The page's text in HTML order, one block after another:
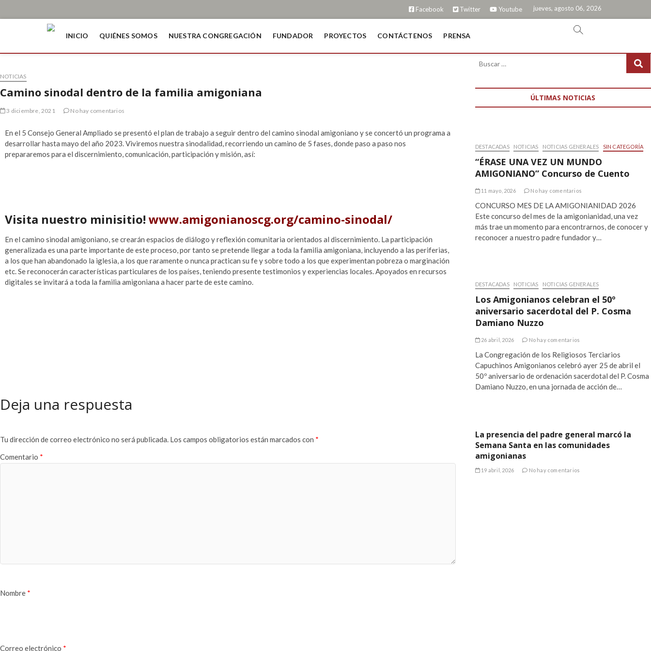
jueves, agosto 06, 2026
Facebook Twitter Youtube
INICIO QUIÉNES SOMOS NUESTRA CONGREGACIÓN FUNDADOR PROYECTOS CONTÁCTENOS PRENSA
NOTICIAS
Camino sinodal dentro de la familia amigoniana
3 diciembre, 2021 No hay comentarios
En el 5 Consejo General Ampliado se presentó el plan de trabajo a seguir dentro del camino sinodal amigoniano y se concertó un programa a
desarrollar hasta mayo del año 2023. Viviremos nuestra sinodalidad, recorriendo un camino de 5 fases, donde paso a paso nos
prepararemos para el discernimiento, comunicación, participación y misión, así:
Visita nuestro minisitio! www.amigonianoscg.org/camino-sinodal/
En el camino sinodal amigoniano, se crearán espacios de diálogo y reflexión comunitaria orientados al discernimiento. La participación
generalizada es una parte importante de este proceso, por tanto se pretende llegar a toda la familia amigoniana, incluyendo a las periferias,
a los que han abandonado la iglesia, a los que raramente o nunca practican su fe y sobre todo a los que experimentan pobreza o marginación
etc. Se reconocerán características particulares de los países, teniendo presente testimonios y experiencias locales. Apoyados en recursos
digitales se invitará a toda la familia amigoniana a hacer parte de este camino.
Deja una respuesta
Tu dirección de correo electrónico no será publicada. Los campos obligatorios están marcados con *
Comentario *
Nombre *
Correo electrónico *
ÚLTIMAS NOTICIAS
DESTACADAS NOTICIAS NOTICIAS GENERALES SIN CATEGORÍA
“ÉRASE UNA VEZ UN MUNDO
AMIGONIANO” Concurso de Cuento
11 mayo, 2026 No hay comentarios
CONCURSO MES DE LA AMIGONIANIDAD 2026
Este concurso del mes de la amigonianidad, una vez
más trae un momento para encontrarnos, de conocer y
reconocer a nuestro padre fundador y…
DESTACADAS NOTICIAS NOTICIAS GENERALES
Los Amigonianos celebran el 50º
aniversario sacerdotal del P. Cosma
Damiano Nuzzo
26 abril, 2026 No hay comentarios
La Congregación de los Religiosos Terciarios
Capuchinos Amigonianos celebró ayer 25 de abril el
50º aniversario de ordenación sacerdotal del P. Cosma
Damiano Nuzzo, en una jornada de acción de…
La presencia del padre general marcó la
Semana Santa en las comunidades
amigonianas
19 abril, 2026 No hay comentarios